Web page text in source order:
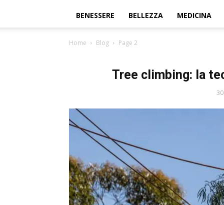
BENESSERE BELLEZZA MEDICINA
Home Blog Page 2
Tree climbing: la